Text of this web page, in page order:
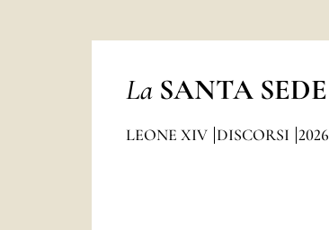
La SANTA SEDE
LEONE XIV DISCORSI 2026